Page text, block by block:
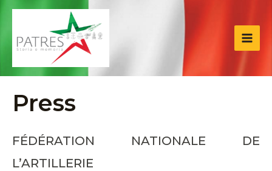
Vai
contenuto
Press
FÉDÉRATION NATIONALE DE
L’ARTILLERIE